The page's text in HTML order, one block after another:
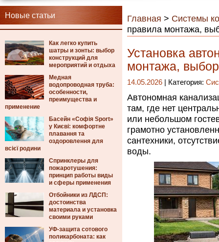
Новые статьи
Как легко купить
шатры и зонты: выбор
конструкций для
мероприятий и отдыха
Медная
водопроводная труба:
особенности,
преимущества и
применение
Басейн «Софія Sport»
у Києві: комфортне
плавання та
оздоровлення для
всієї родини
Спринклеры для
пожаротушения:
принцип работы виды
и сферы применения
Отбойники из ЛДСП:
достоинства
материала и установка
своими руками
УФ-защита сотового
поликарбоната: как
Главная > Системы
правила монтажа,
Установка
монтажа,
14.05.2026 | Категория:
Автономная
там, где нет
или небольшом
грамотно
сантехники,
воды.